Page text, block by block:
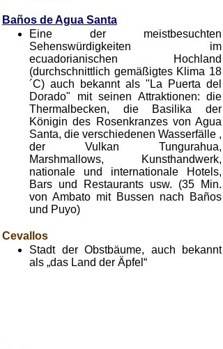
Baños de Agua Santa
Eine der meistbesuchten
Sehenswürdigkeiten im
ecuadorianischen Hochland
(durchschnittlich gemäßigtes Klima 18
´C) auch bekannt als "La Puerta del
Dorado" mit seinen Attraktionen: die
Thermalbecken, die Basilika der
Königin des Rosenkranzes von Agua
Santa, die verschiedenen Wasserfälle ,
der Vulkan Tungurahua,
Marshmallows, Kunsthandwerk,
nationale und internationale Hotels,
Bars und Restaurants usw. (35 Min.
von Ambato mit Bussen nach Baños
und Puyo)
Cevallos
Stadt der Obstbäume, auch bekannt
als „das Land der Äpfel“